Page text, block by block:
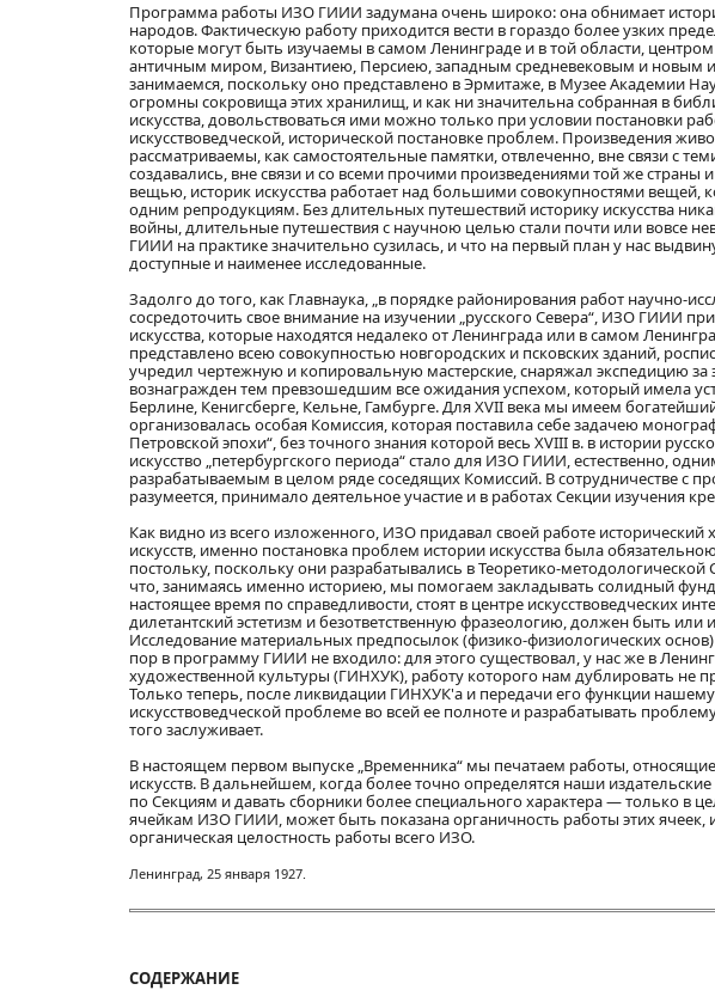
Программа работы ИЗО ГИИИ задумана очень широко: она обнимает
народов. Фактическую работу приходится вести в гораздо более узких
которые могут быть изучаемы в самом Ленинграде и в той области,
античным миром, Византиею, Персиею, западным средневековым и новым
занимаемся, поскольку оно представлено в Эрмитаже, в Музее Академии
огромны сокровища этих хранилищ, и как ни значительна собранная в
искусства, довольствоваться ими можно только при условии постановки
искусствоведческой, исторической постановке проблем. Произведения
рассматриваемы, как самостоятельные памятки, отвлеченно, вне связи с
создавались, вне связи и со всеми прочими произведениями той же страны
вещью, историк искусства работает над большими совокупностями вещей,
одним репродукциям. Без длительных путешествий историку искусства
войны, длительные путешествия с научною целью стали почти или вовсе
ГИИИ на практике значительно сузилась, и что на первый план у нас
доступные и наименее исследованные.
Задолго до того, как Главнаука, „в порядке районирования работ научно-
сосредоточить свое внимание на изучении „русского Севера“, ИЗО ГИИИ
искусства, которые находятся недалеко от Ленинграда или в самом
представлено всею совокупностью новгородских и псковских зданий,
учредил чертежную и копировальную мастерские, снаряжал экспедицию
вознагражден тем превзошедшим все ожидания успехом, который имела
Берлине, Кенигсберге, Кельне, Гамбурге. Для XVII века мы имеем
организовалась особая Комиссия, которая поставила себе задачею
Петровской эпохи“, без точного знания которой весь XVIII в. в истории
искусство „петербургского периода“ стало для ИЗО ГИИИ, естественно,
разрабатываемым в целом ряде соседящих Комиссий. В сотрудничестве с
разумеется, принимало деятельное участие и в работах Секции изучения
Как видно из всего изложенного, ИЗО придавал своей работе исторический
искусств, именно постановка проблем истории искусства была
постольку, поскольку они разрабатывались в Теоретико-
что, занимаясь именно историею, мы помогаем закладывать солидный
настоящее время по справедливости, стоят в центре искусствоведческих
дилетантский эстетизм и безответственную фразеологию, должен быть
Исследование материальных предпосылок (физико-физиологических
пор в программу ГИИИ не входило: для этого существовал, у нас же в
художественной культуры (ГИНХУК), работу которого нам дублировать не
Только теперь, после ликвидации ГИНХУК'а и передачи его функции
искусствоведческой проблеме во всей ее полноте и разрабатывать
того заслуживает.
В настоящем первом выпуске „Временника“ мы печатаем работы,
искусств. В дальнейшем, когда более точно определятся наши
по Секциям и давать сборники более специального характера — только в
ячейкам ИЗО ГИИИ, может быть показана органичность работы этих ячеек,
органическая целостность работы всего ИЗО.
Ленинград, 25 января 1927.
СОДЕРЖАНИЕ